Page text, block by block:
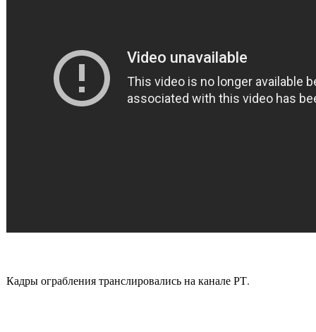
Кадры ограбления транслировались на канале РТ.